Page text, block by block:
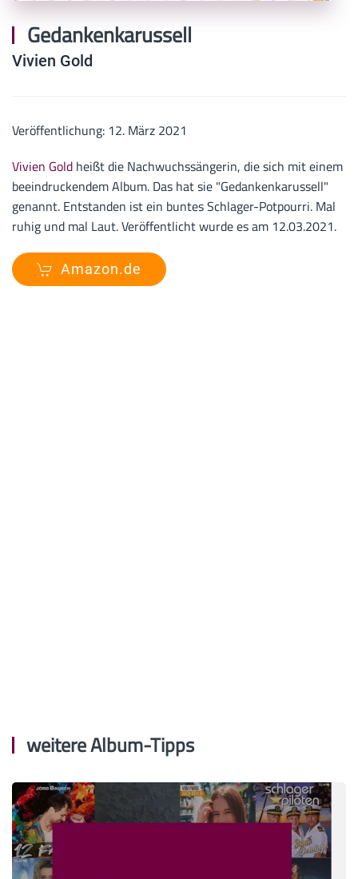
Gedankenkarussell
Vivien Gold
Veröffentlichung: 12. März 2021
Vivien Gold heißt die Nachwuchssängerin, die sich mit einem
beeindruckendem Album. Das hat sie "Gedankenkarussell"
genannt. Entstanden ist ein buntes Schlager-Potpourri. Mal
ruhig und mal Laut. Veröffentlicht wurde es am 12.03.2021.
Amazon.de
weitere Album-Tipps